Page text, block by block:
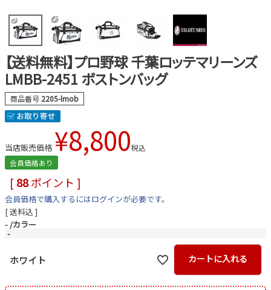
【送料無料】プロ野球 千葉ロッテマリーンズ
LMBB-2451 ボストンバッグ
商品番号 2205-lmob
当店販売価格 ¥8,800税込
会員価格あり
[ 88ポイント ]
会員価格で購入するにはログインが必要です。
送料込
- カラー
-
ホワイト カートに入れる